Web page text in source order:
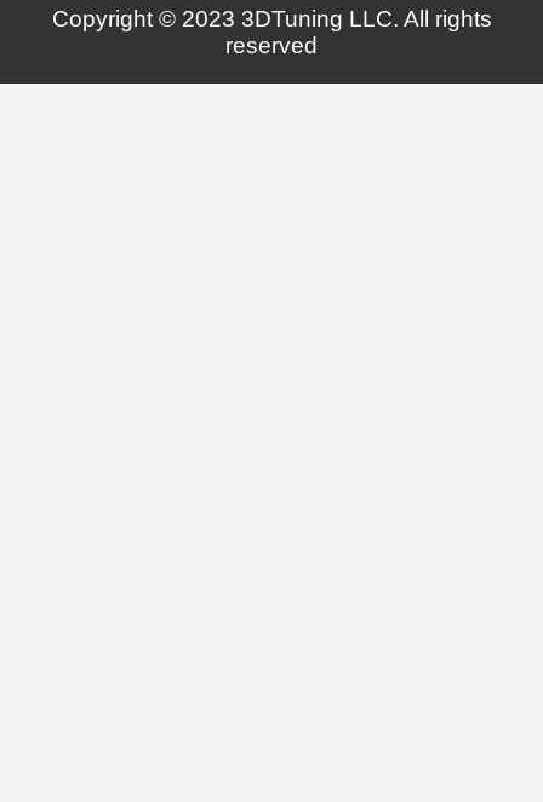
Copyright © 2023 3DTuning LLC. All rights
reserved